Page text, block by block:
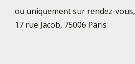
ou uniquement sur rendez-vous,
17 rue Jacob, 75006 Paris